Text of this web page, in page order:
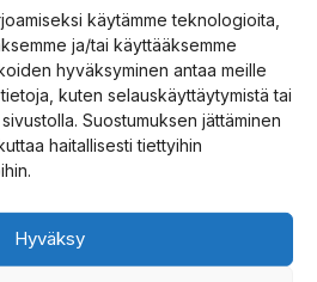
käytämme teknologioita,
ja/tai käyttääksemme
hyväksyminen antaa meille
kuten selauskäyttäytymistä tai
Suostumuksen jättäminen
haitallisesti tiettyihin
Hyväksy
5:stä
189,00€
Lisää ostoskoriin
Tällä
on
useampi
muunnelma.